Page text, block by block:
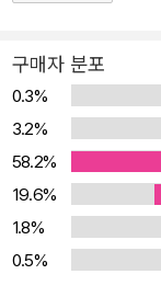
구매자 분포
0.3%
3.2%
58.2%
19.6%
1.8%
0.5%